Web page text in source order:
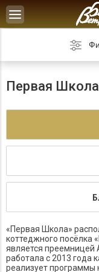
Toggle
navigation
Первая
«Первая Школа»
коттеджного посёлка
является преемницей
работала с 2013 года
реализует программы